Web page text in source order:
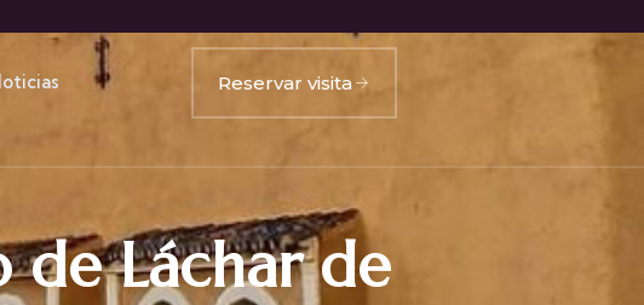
Reservar visita
de Láchar de